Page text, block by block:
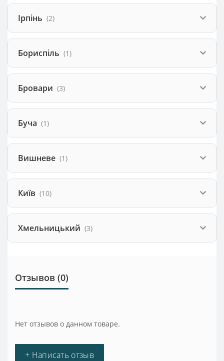
Ірпінь (2)
Бориспіль (1)
Бровари (3)
Буча (1)
Вишневе (1)
Київ (10)
Хмельницький (3)
Отзывов (0)
Нет отзывов о данном товаре.
+ Написать отзыв